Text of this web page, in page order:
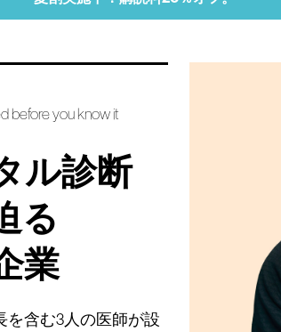
before you know it
ル診断
る
業
を含む3人の医師が設